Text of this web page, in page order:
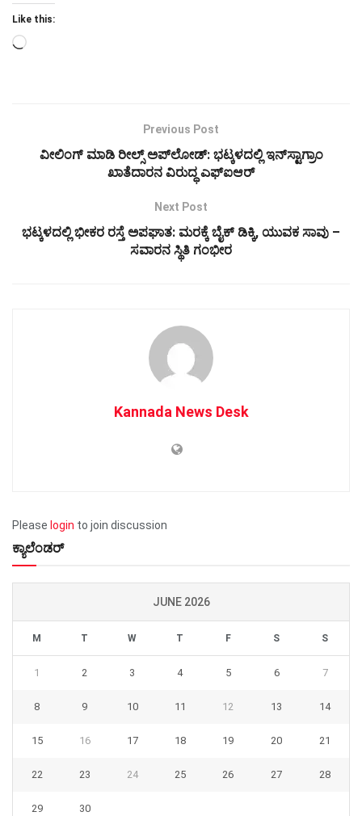
Like this:
Loading…
Previous Post
ವೀಲಿಂಗ್ ಮಾಡಿ ರೀಲ್ಸ್ ಅಪ್‌ಲೋಡ್: ಭಟ್ಕಳದಲ್ಲಿ ಇನ್‌ಸ್ಟಾಗ್ರಾಂ
ಖಾತೆದಾರನ ವಿರುದ್ಧ ಎಫ್‌ಐಆರ್
Next Post
ಭಟ್ಕಳದಲ್ಲಿ ಭೀಕರ ರಸ್ತೆ ಅಪಘಾತ: ಮರಕ್ಕೆ ಬೈಕ್ ಡಿಕ್ಕಿ, ಯುವಕ ಸಾವು –
ಸವಾರನ ಸ್ಥಿತಿ ಗಂಭೀರ
Kannada News Desk
Please login to join discussion
ಕ್ಯಾಲೆಂಡರ್
JUNE 2026
M T W T F S S
1 2 3 4 5 6 7
8 9 10 11 12 13 14
15 16 17 18 19 20 21
22 23 24 25 26 27 28
29 30